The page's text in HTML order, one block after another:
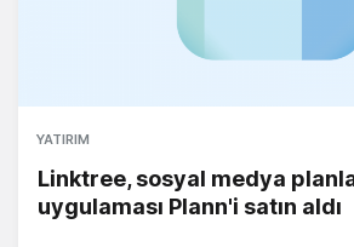
YATIRIM
Linktree, sosyal medya
uygulaması Plann'i satın aldı